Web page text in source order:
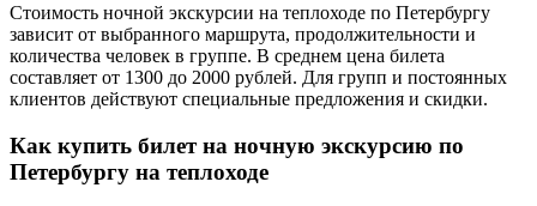
Стоимость ночной экскурсии на теплоходе по Петербургу
зависит от выбранного маршрута, продолжительности и
количества человек в группе. В среднем цена билета
составляет от 1300 до 2000 рублей. Для групп и постоянных
клиентов действуют специальные предложения и скидки.
Как купить билет на ночную экскурсию по
Петербургу на теплоходе